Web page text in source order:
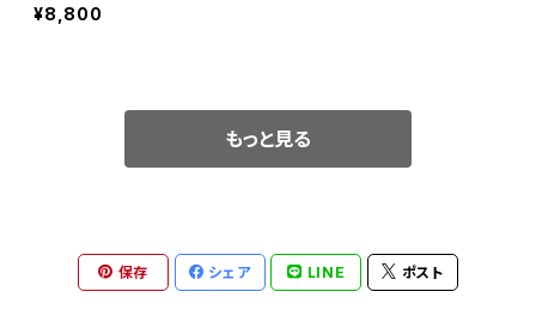
¥8,800
もっと見る
保存 シェア LINE ポスト